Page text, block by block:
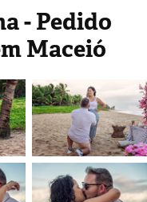
- Pedido
Maceió